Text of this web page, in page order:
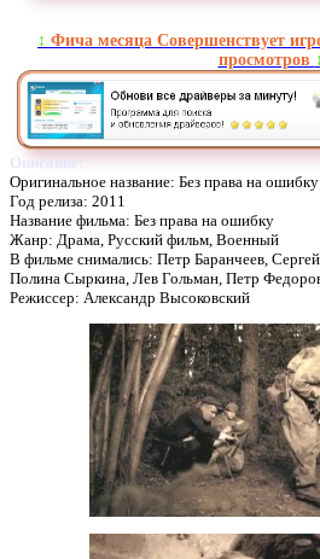
↕️ Фича месяца Совершенствует
просмотров ↕️
Описание:
Оригинальное название: Без права на ошибку
Год релиза: 2011
Название фильма: Без права на ошибку
Жанр: Драма, Русский фильм, Военный
В фильме снимались: Петр Баранчеев,
Полина Сыркина, Лев Гольман, Петр
Режиссер: Александр Высоковский